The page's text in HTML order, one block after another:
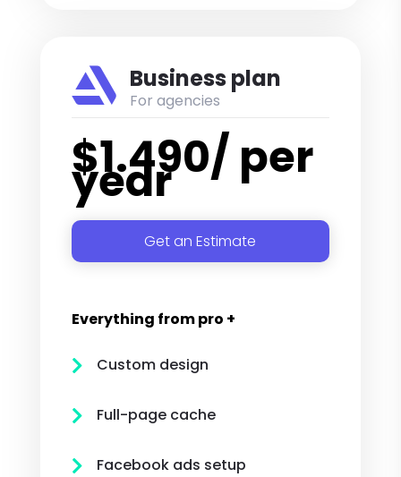
 Business plan
For agencies
$1.490/ per
year
Get an Estimate
Everything from pro +
 Custom design
 Full-page cache
 Facebook ads setup